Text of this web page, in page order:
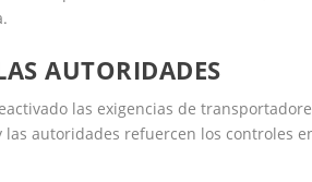
AUTORIDADES
las exigencias de
las autoridades refuercen los controles